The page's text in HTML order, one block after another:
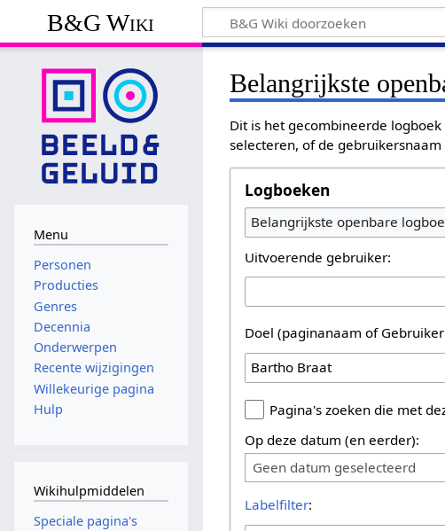
B&G Wiki
Belangrijkste
Dit is het gecombineerde
selecteren, of de
Logboeken
Belangrijkste openbare
Uitvoerende gebruiker:
Doel (paginanaam of
Pagina's zoeken die met
Op deze datum (en eerder):
Geen datum geselecteerd
Labelfilter:
Menu
Personen
Producties
Genres
Decennia
Onderwerpen
Recente wijzigingen
Willekeurige pagina
Hulp
Wikihulpmiddelen
Speciale pagina's